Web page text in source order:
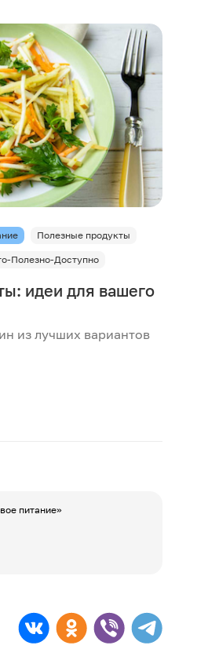
Полезные продукты
Полезно-Доступно
идеи для вашего
из лучших вариантов
питание»